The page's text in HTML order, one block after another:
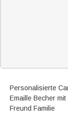
Personalisierte
Emaille Becher
Freund Familie